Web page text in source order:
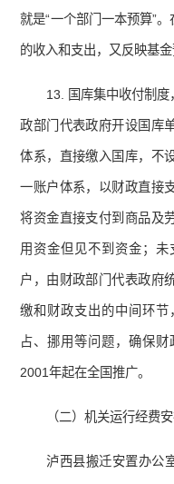
就是“一个部门一本预算”
的收入和支出，又反映基金
13. 国库集中收付制
政部门代表政府开设国库
体系，直接缴入国库，不
一账户体系，以财政直接
将资金直接支付到商品及
用资金但见不到资金；
户，由财政部门代表政府
缴和财政支出的中间环
占、挪用等问题，确保
2001年起在全国推广。
（二）机关运行经费
泸西县搬迁安置办公